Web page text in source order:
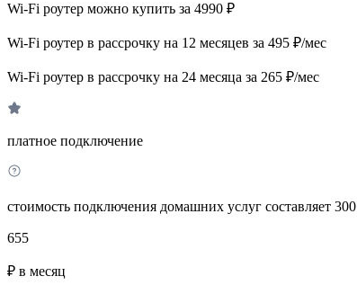
Wi-Fi роутер можно купить за 4990 ₽
Wi-Fi роутер в рассрочку на 12 месяцев за 495 ₽/мес
Wi-Fi роутер в рассрочку на 24 месяца за 265 ₽/мес
платное подключение
стоимость подключения домашних услуг составляет
655
₽ в месяц